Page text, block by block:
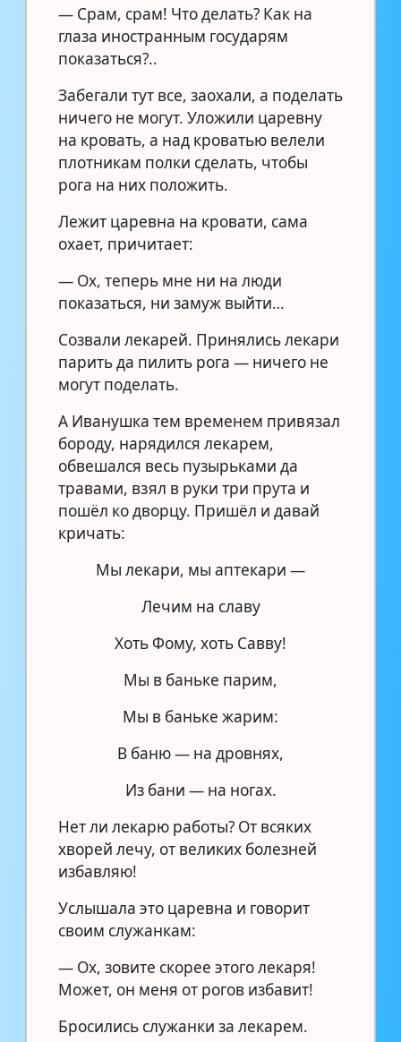
— Срам, срам! Что делать? Как на
глаза иностранным государям
показаться?..
Забегали тут все, заохали, а поделать
ничего не могут. Уложили царевну
на кровать, а над кроватью велели
плотникам полки сделать, чтобы
рога на них положить.
Лежит царевна на кровати, сама
охает, причитает:
— Ох, теперь мне ни на люди
показаться, ни замуж выйти…
Созвали лекарей. Принялись лекари
парить да пилить рога — ничего не
могут поделать.
А Иванушка тем временем привязал
бороду, нарядился лекарем,
обвешался весь пузырьками да
травами, взял в руки три прута и
пошёл ко дворцу. Пришёл и давай
кричать:
Мы лекари, мы аптекари —
Лечим на славу
Хоть Фому, хоть Савву!
Мы в баньке парим,
Мы в баньке жарим:
В баню — на дровнях,
Из бани — на ногах.
Нет ли лекарю работы? От всяких
хворей лечу, от великих болезней
избавляю!
Услышала это царевна и говорит
своим служанкам:
— Ох, зовите скорее этого лекаря!
Может, он меня от рогов избавит!
Бросились служанки за лекарем.